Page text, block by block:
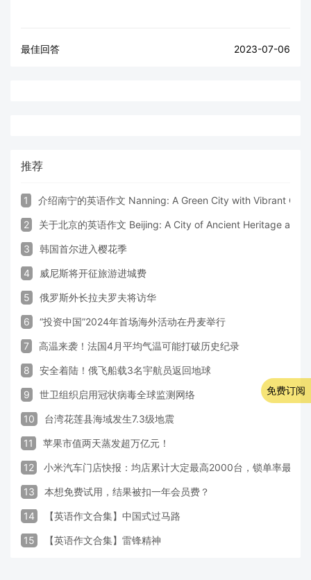
最佳回答 2023-07-06
推荐
1 介绍南宁的英语作文 Nanning: A Green City with Vibrant
2 关于北京的英语作文 Beijing: A City of Ancient Heritage and
3 韩国首尔进入樱花季
4 威尼斯将开征旅游进城费
5 俄罗斯外长拉夫罗夫将访华
6 “投资中国”2024年首场海外活动在丹麦举行
7 高温来袭！法国4月平均气温可能打破历史纪录
8 安全着陆！俄飞船载3名宇航员返回地球
9 世卫组织启用冠状病毒全球监测网络
10 台湾花莲县海域发生7.3级地震
11 苹果市值两天蒸发超万亿元！
12 小米汽车门店快报：均店累计大定最高2000台，锁单率最高
13 本想免费试用，结果被扣一年会员费？
14 【英语作文合集】中国式过马路
15 【英语作文合集】雷锋精神
免费订阅